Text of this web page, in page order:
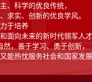
、科学的优良传统，
求实、创新的优良学风。
于培养
面向未来的新时代领军人
然，善于学习、勇于创新，
能热忱服务社会和国家发展